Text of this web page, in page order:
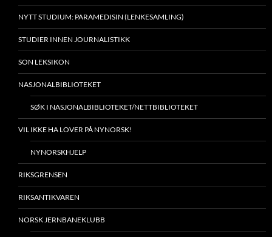
NYTT STUDIUM: PARAMEDISIN (LENKESAMLING)
STUDIER INNEN JOURNALISTIKK
SON LEKSIKON
NASJONALBIBLIOTEKET
SØK I NASJONALBIBLIOTEKET/NETTBIBLIOTEKET
VIL IKKE HA LOVER PÅ NYNORSK!
NYNORSKHJELP
RIKSGRENSEN
RIKSANTIKVAREN
NORSK JERNBANEKLUBB